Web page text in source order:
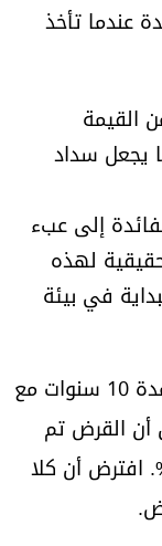
عندما تأخذ
القيمة
يجعل سداد
إلى عبء
لهذه
في بيئة
لنعد إلى مثال اقتراض 10,000 دولار لمدة 10 سنوات مع
لاحظ الآن أن القرض تم
عليه بفائدة بسيطة قدرها 5%. افترض أن كلا